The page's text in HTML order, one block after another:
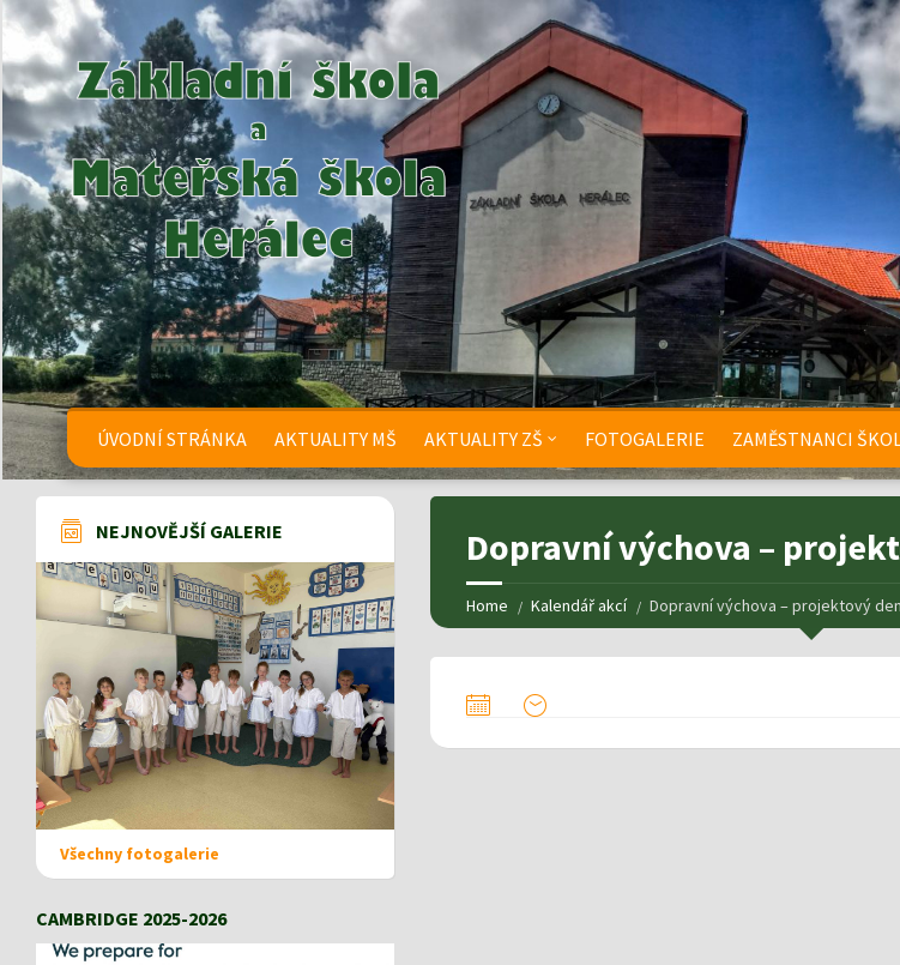
ÚVODNÍ STRÁNKA AKTUALITY MŠ AKTUALITY ZŠ FOTOGALERIE ZAMĚSTNANCI
Dopravní výchova –
Home Kalendář akcí Dopravní výchova – projektový den
NEJNOVĚJŠÍ GALERIE
Všechny fotogalerie
CAMBRIDGE 2025-2026